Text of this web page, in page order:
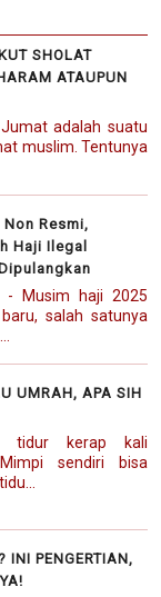
SHOLAT
ATAUPUN
adalah suatu
muslim. Tentunya
Resmi,
Haji Ilegal
- Musim haji 2025
salah satunya
UMRAH, APA SIH
tidur kerap kali
sendiri bisa
INI PENGERTIAN,